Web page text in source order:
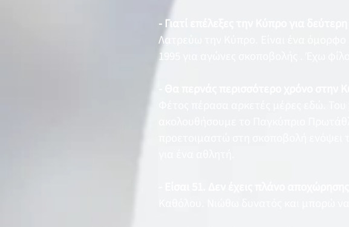
- Γιατί επέλεξες την Κύπρο για δεύτερη
Λατρεύω την Κύπρο. Είναι ένα
1995 για αγώνες σκοποβολής . Έχω